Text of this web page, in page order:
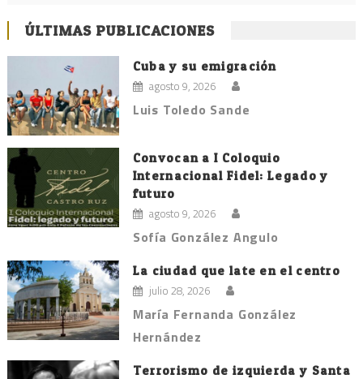
ÚLTIMAS PUBLICACIONES
Cuba y su emigración
agosto 9, 2026
Luis Toledo Sande
Convocan a I Coloquio
Internacional Fidel: Legado y
futuro
agosto 9, 2026
Sofía González Angulo
La ciudad que late en el centro
julio 28, 2026
María Fernanda González
Hernández
Terrorismo de izquierda y Santa